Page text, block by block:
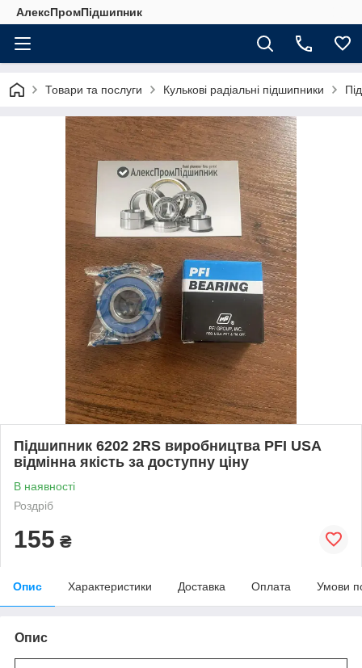
АлексПромПідшипник
Товари та послуги Кулькові радіальні підшипники
Підшипник 6202 2RS виробництва PFI USA
відмінна якість за доступну ціну
В наявності
Роздріб
155 ₴
Опис Характеристики Доставка Оплата Умови
Опис